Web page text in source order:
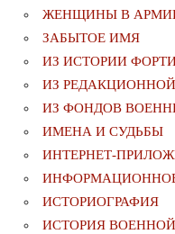
ЖЕНЩИНЫ В
ЗАБЫТОЕ ИМЯ
ИЗ ИСТОРИИ
ИЗ
ИЗ ФОНДОВ
ИМЕНА И СУДЬБЫ
ИНТЕРНЕТ-
ИСТОРИОГРАФИЯ
ИСТОРИЯ